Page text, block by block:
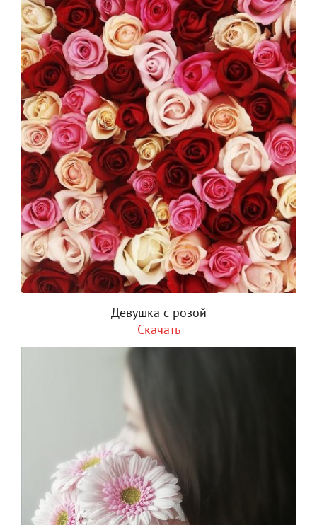
Девушка с розой
Скачать